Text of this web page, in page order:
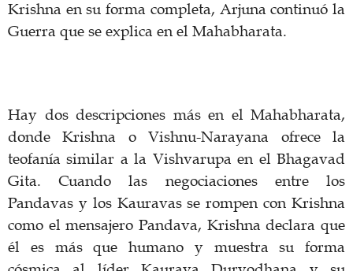
Krishna en su forma completa, Arjuna continuó la
Guerra que se explica en el Mahabharata.
Hay dos descripciones más en el Mahabharata,
donde Krishna o Vishnu-Narayana ofrece la
teofanía similar a la Vishvarupa en el Bhagavad
Gita. Cuando las negociaciones entre los
Pandavas y los Kauravas se rompen con Krishna
como el mensajero Pandava, Krishna declara que
él es más que humano y muestra su forma